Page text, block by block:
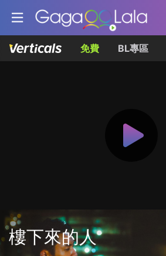
免費 BL專區
樓下來的人